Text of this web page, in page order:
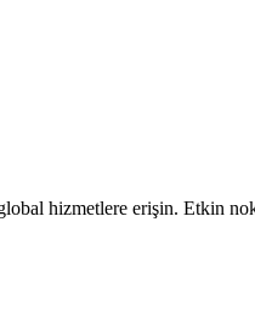
hizmetlere erişin. Etkin